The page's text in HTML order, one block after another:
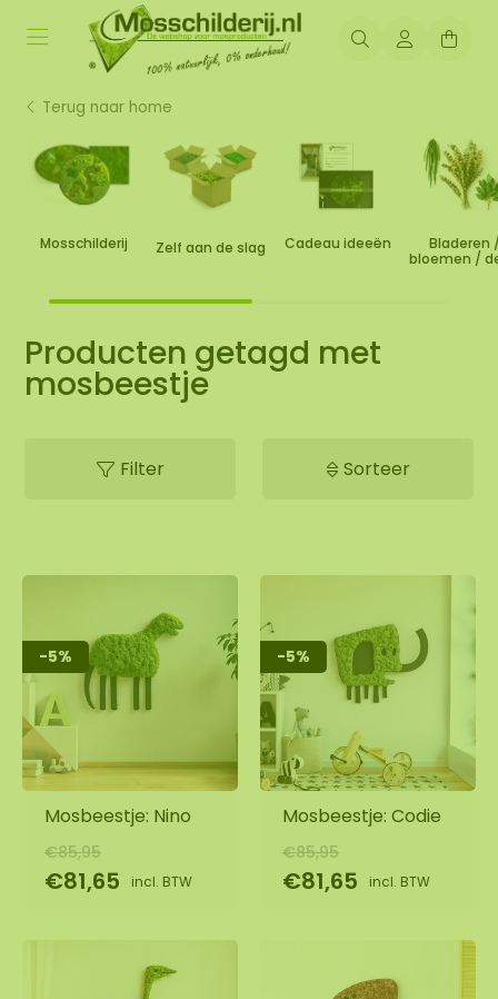
Terug naar home
Mosschilderij Zelf aan de slag Cadeau ideeën
Bladeren
bloemen /
Producten getagd met
mosbeestje
Filter Sorteer
-5%
Mosbeestje: Nino
€85,95
€81,65 incl. BTW
-5%
Mosbeestje: Codie
€85,95
€81,65 incl. BTW